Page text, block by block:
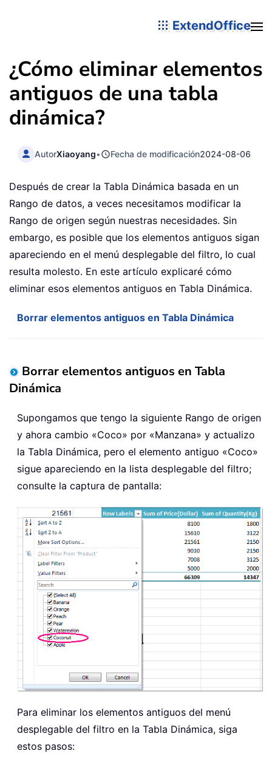
ExtendOffice
¿Cómo eliminar elementos
antiguos de una tabla
dinámica?
AutorXiaoyang• Fecha de modificación2024-08-06
Después de crear la Tabla Dinámica basada en un
Rango de datos, a veces necesitamos modificar la
Rango de origen según nuestras necesidades. Sin
embargo, es posible que los elementos antiguos sigan
apareciendo en el menú desplegable del filtro, lo cual
resulta molesto. En este artículo explicaré cómo
eliminar esos elementos antiguos en Tabla Dinámica.
Borrar elementos antiguos en Tabla Dinámica
Borrar elementos antiguos en Tabla
Dinámica
Supongamos que tengo la siguiente Rango de origen
y ahora cambio «Coco» por «Manzana» y actualizo
la Tabla Dinámica, pero el elemento antiguo «Coco»
sigue apareciendo en la lista desplegable del filtro;
consulte la captura de pantalla:
Para eliminar los elementos antiguos del menú
desplegable del filtro en la Tabla Dinámica, siga
estos pasos: